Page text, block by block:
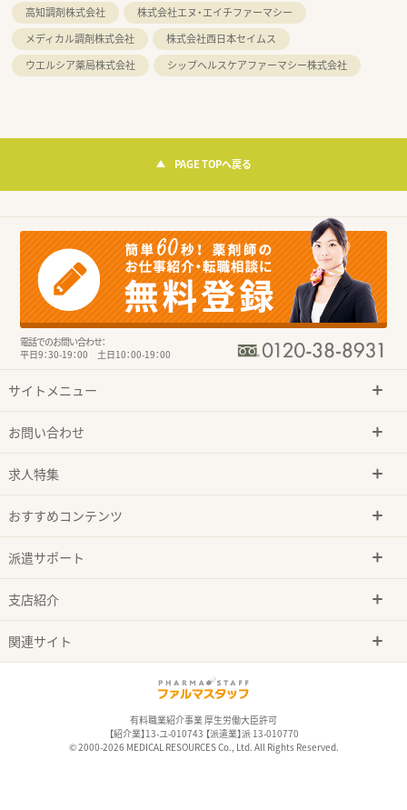
高知調剤株式会社
株式会社エヌ・エイチファーマシー
メディカル調剤株式会社
株式会社西日本セイムス
ウエルシア薬局株式会社
シップヘルスケアファーマシー株式会社
PAGE TOPへ戻る
電話でのお問い合わせ：
平日9：30-19：00 土日10：00-19：00
サイトメニュー
お問い合わせ
求人特集
おすすめコンテンツ
派遣サポート
支店紹介
関連サイト
有料職業紹介事業 厚生労働大臣許可
【紹介業】13-ユ-010743 【派遣業】派 13-010770
© 2000-2026 MEDICAL RESOURCES Co., Ltd. All Rights Reserved.